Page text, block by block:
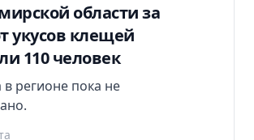
области за
укусов клещей
110 человек
регионе пока не